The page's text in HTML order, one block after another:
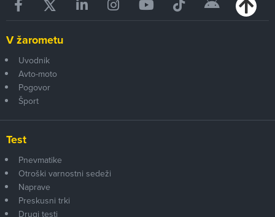
V žarometu
Uvodnik
Avto-moto
Pogovor
Šport
Test
Pnevmatike
Otroški varnostni sedeži
Naprave
Preskusni trki
Drugi testi